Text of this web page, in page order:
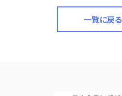
一覧に戻る